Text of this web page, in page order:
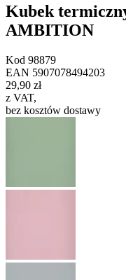
Kubek
AMBITION
Kod 98879
EAN 5907078494203
29,90 zł
z VAT,
bez kosztów dostawy